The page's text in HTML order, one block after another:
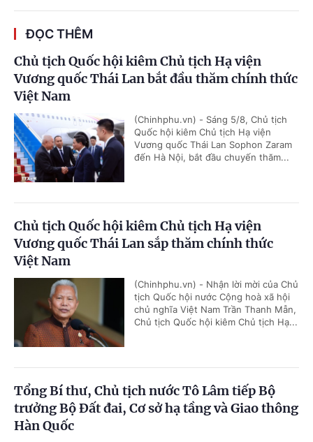
ĐỌC THÊM
Chủ tịch Quốc hội kiêm Chủ tịch Hạ viện
Vương quốc Thái Lan bắt đầu thăm chính thức
Việt Nam
(Chinhphu.vn) - Sáng 5/8, Chủ tịch
Quốc hội kiêm Chủ tịch Hạ viện
Vương quốc Thái Lan Sophon Zaram
đến Hà Nội, bắt đầu chuyến thăm...
Chủ tịch Quốc hội kiêm Chủ tịch Hạ viện
Vương quốc Thái Lan sắp thăm chính thức
Việt Nam
(Chinhphu.vn) - Nhận lời mời của Chủ
tịch Quốc hội nước Cộng hoà xã hội
chủ nghĩa Việt Nam Trần Thanh Mẫn,
Chủ tịch Quốc hội kiêm Chủ tịch Hạ...
Tổng Bí thư, Chủ tịch nước Tô Lâm tiếp Bộ
trưởng Bộ Đất đai, Cơ sở hạ tầng và Giao thông
Hàn Quốc